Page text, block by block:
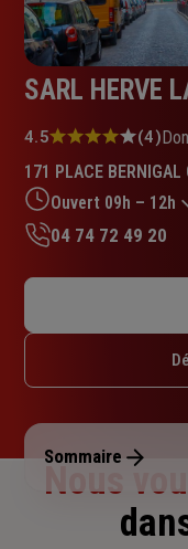
SARL HERVE
Note
4.5
sur
5
étoiles
4.5 (4)
171 PLACE
Ouvert 09h – 12h
Jeudi : 09h – 12h
Dimanche : Fermé
04 74 72 49 20
Sommaire
Nous